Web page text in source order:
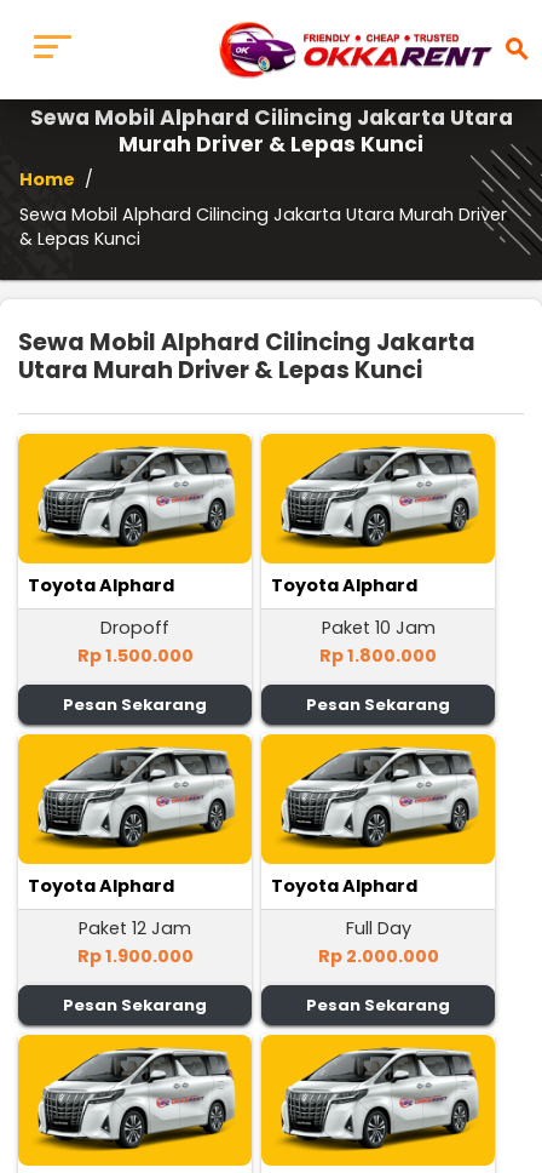
search
Sewa Mobil Alphard Cilincing Jakarta Utara
Murah Driver & Lepas Kunci
Home /
Sewa Mobil Alphard Cilincing Jakarta Utara Murah Driver
& Lepas Kunci
Sewa Mobil Alphard Cilincing Jakarta
Utara Murah Driver & Lepas Kunci
Toyota Alphard
Dropoff
Rp 1.500.000
Pesan Sekarang
Toyota Alphard
Paket 10 Jam
Rp 1.800.000
Pesan Sekarang
Toyota Alphard
Paket 12 Jam
Rp 1.900.000
Pesan Sekarang
Toyota Alphard
Full Day
Rp 2.000.000
Pesan Sekarang